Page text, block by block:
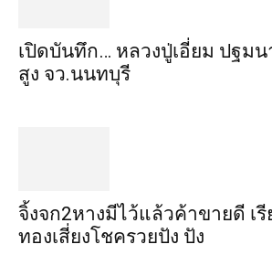
เปิดบันทึก… หลวงปู่เอี่ยม ​ปฐม​
สูง​ จว.นนทบุรี
จิ้งจก​2​หาง​มีไว้แล้ว​ค้าขาย​ดี​ เรี
ทอง​เสี่ยงโชค​รวยปัง​ ปัง​